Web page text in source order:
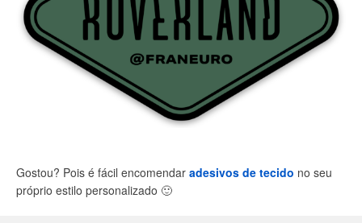
Gostou? Pois é fácil encomendar adesivos de tecido no seu
próprio estilo personalizado 🙂